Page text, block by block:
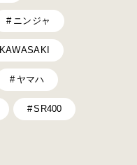
ニンジャ
KAWASAKI
ヤマハ
SR400